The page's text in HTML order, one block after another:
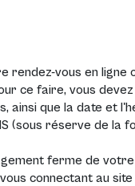
vous en ligne
ce faire, vous
ainsi que la date et
(sous réserve de la
ferme de
connectant au